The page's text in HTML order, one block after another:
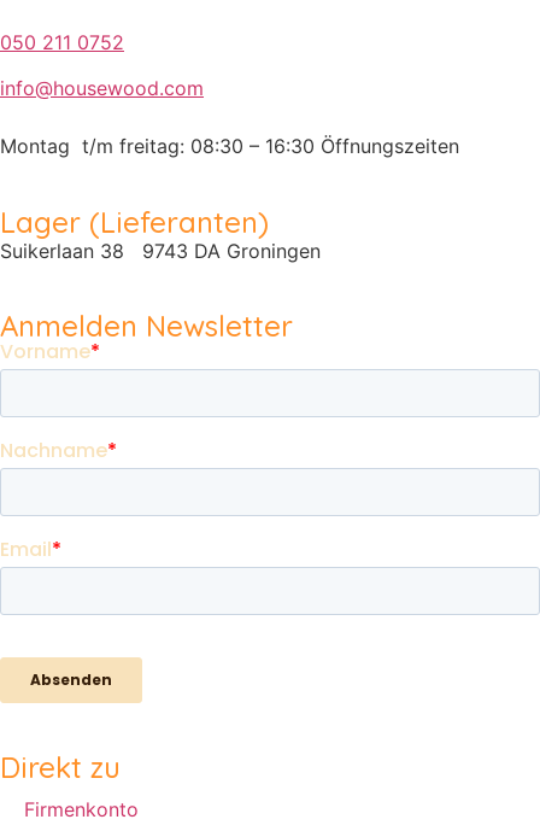
050 211 0752
info@housewood.com
Montag t/m freitag: 08:30 – 16:30 Öffnungszeiten
Lager (Lieferanten)
Suikerlaan 38 9743 DA Groningen
Anmelden Newsletter
Direkt zu
Firmenkonto